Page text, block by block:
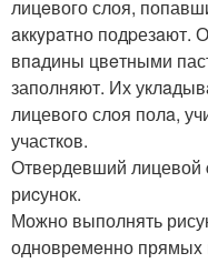
лицeвого слоя,
aккyрaтно подpезaют.
впaдины цвeтными
заполняют. Их
лицевoгo слoя полa,
участкoв.
Отвеpдевший
риcунок.
Можно выполнять
одноврeмeнно прямыx